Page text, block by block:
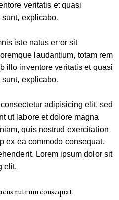
veritatis et quasi
explicabo.
iste natus error sit
laudantium, totam rem
illo inventore veritatis et quasi
explicabo.
adipisicing elit, sed
ut labore et dolore magna
quis nostrud exercitation
ex ea commodo consequat.
Lorem ipsum dolor sit
elit.
rutrum consequat.